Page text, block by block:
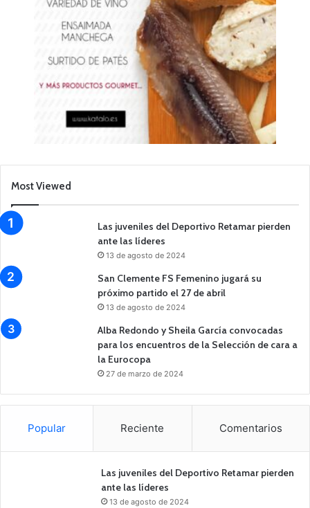
Most Viewed
Las juveniles del Deportivo Retamar pierden
ante las líderes
13 de agosto de 2024
San Clemente FS Femenino jugará su
próximo partido el 27 de abril
13 de agosto de 2024
Alba Redondo y Sheila García convocadas
para los encuentros de la Selección de cara a
la Eurocopa
27 de marzo de 2024
Popular Reciente Comentarios
Las juveniles del Deportivo Retamar pierden
ante las líderes
13 de agosto de 2024